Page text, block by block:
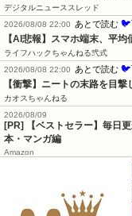
デジタルニューススレッド
2026/08/08 22:00
あとで読む
【AI悲報】スマホ端末、平
ライフハックちゃんねる弐式
2026/08/08 22:00
あとで読む
【衝撃】ニートの末路を目撃
カオスちゃんねる
2026/08/09
[PR] 【ベストセラー】毎日
本・マンガ編
Amazon